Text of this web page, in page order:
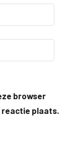
browser
reactie plaats.